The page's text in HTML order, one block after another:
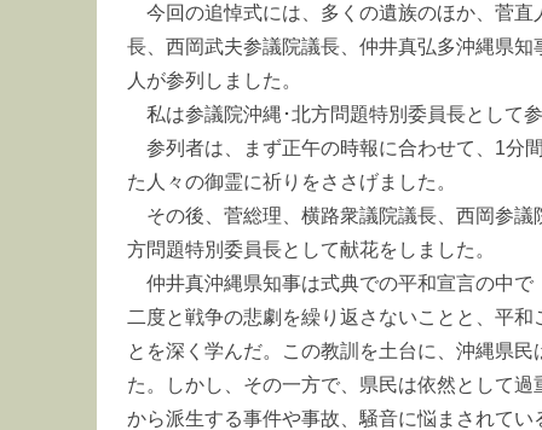
今回の追悼式には、多くの遺族のほか、菅直
長、西岡武夫参議院議長、仲井真弘多沖縄県
人が参列しました。
私は参議院沖縄･北方問題特別委員長として
参列者は、まず正午の時報に合わせて、1分
た人々の御霊に祈りをささげました。
その後、菅総理、横路衆議院議長、西岡参議
方問題特別委員長として献花をしました。
仲井真沖縄県知事は式典での平和宣言の中で
二度と戦争の悲劇を繰り返さないことと、平
とを深く学んだ。この教訓を土台に、沖縄県
た。しかし、その一方で、県民は依然として
から派生する事件や事故、騒音に悩まされて